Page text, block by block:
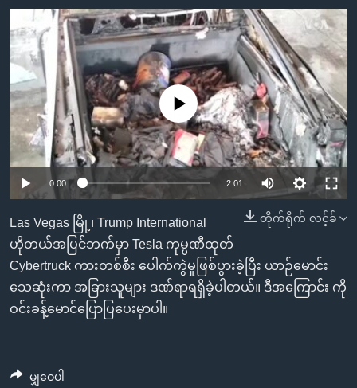
ရန်
ပင်မ
ညွန်း
စာမျက်နှာ
သို့
ကျော်
ကြည့်
ရှာဖွေ
ရန်
နေရာ
သို့
ကျော်
မကြေးမုံရဲ့ အင်္ဂလိပ်စာ
ရုပ်ရှင်ထဲက အင်္ဂလိပ်စာ
သုတပဒေသာ အင်္ဂလိပ်စာ
ရေဒီယို
တီဗွီ
ရေဒီယိုနှင့်ရုပ်သံ အချက်အလက်များ
ရေဒီယို/တီဗွီအစီအစဉ်
Learning English
ဗွီအိုအေ လူမှုကွန်ယက်များ
ဘာသာစကားများ
Auto 240p 360p 480p
720p
No media source currently available
0:00 2:01
240p
480p
တိုက်ရိုက် လင့်ခ်
Las Vegas မြို့၊ Trump International
ဟိုတယ်အပြင်ဘက်မှာ Tesla ကုမ္ပဏီထုတ်
Cybertruck ကားတစ်စီး ပေါက်ကွဲမှုဖြစ်ပွားခဲ့ပြီး ယာဉ်မောင်း
သေဆုံးကာ အခြားသူများ ဒဏ်ရာရရှိခဲ့ပါတယ်။ ဒီအကြောင်း ကို
ဝင်းခန့်မောင်ပြောပြပေးမှာပါ။
မျှဝေပါ